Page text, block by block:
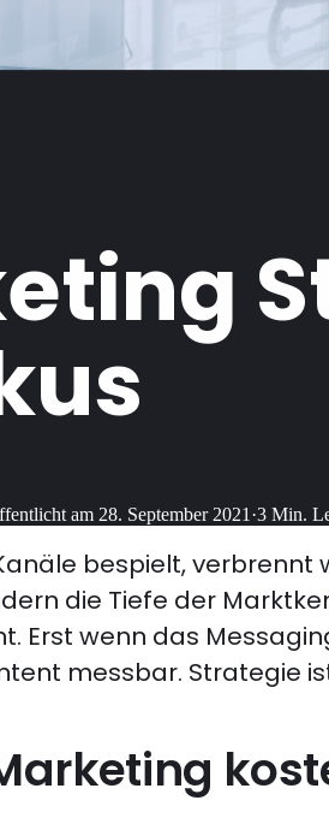
am 28. September 2021 ·3 Min.
bespielt,
die Tiefe der
Erst wenn das
messbar. Strategie